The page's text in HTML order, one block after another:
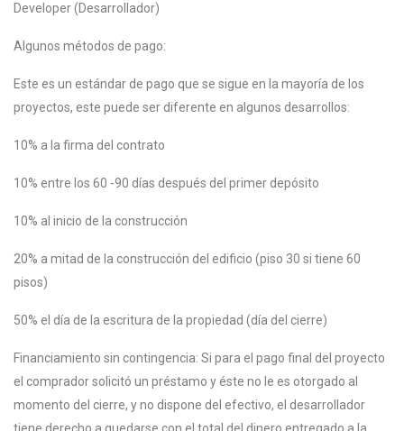
Developer (Desarrollador)
Algunos métodos de pago:
Este es un estándar de pago que se sigue en la mayoría de los
proyectos, este puede ser diferente en algunos desarrollos:
10% a la firma del contrato
10% entre los 60 -90 días después del primer depósito
10% al inicio de la construcción
20% a mitad de la construcción del edificio (piso 30 si tiene 60
pisos)
50% el día de la escritura de la propiedad (día del cierre)
Financiamiento sin contingencia: Si para el pago final del proyecto
el comprador solicitó un préstamo y éste no le es otorgado al
momento del cierre, y no dispone del efectivo, el desarrollador